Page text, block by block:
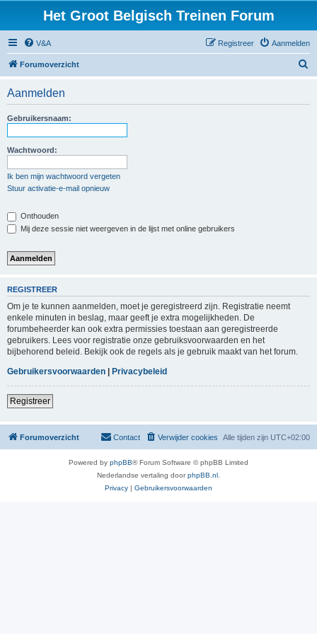
Het Groot Belgisch Treinen Forum
V&A Aanmelden
Registreer
Forumoverzicht
Aanmelden
Gebruikersnaam:
Wachtwoord:
Ik ben mijn wachtwoord vergeten
Stuur activatie-e-mail opnieuw
Onthouden
Mij deze sessie niet weergeven in de lijst met online gebruikers
REGISTREER
Om je te kunnen aanmelden, moet je geregistreerd zijn. Registratie neemt
enkele minuten in beslag, maar geeft je extra mogelijkheden. De
forumbeheerder kan ook extra permissies toestaan aan geregistreerde
gebruikers. Lees voor registratie onze gebruiksvoorwaarden en het
bijbehorend beleid. Bekijk ook de regels als je gebruik maakt van het forum.
Gebruikersvoorwaarden | Privacybeleid
Registreer
Forumoverzicht Alle tijden zijn UTC+02:00
Verwijder cookies
Contact
Powered by phpBB® Forum Software © phpBB Limited
Nederlandse vertaling doorphpBB.nl
Privacy | Gebruikersvoorwaarden